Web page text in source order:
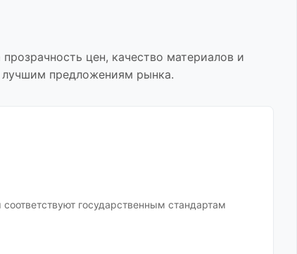
цен, качество материалов и
лучшим предложениям рынка.
государственным стандартам